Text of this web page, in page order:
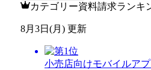
カテゴリー資料請求ランキ
8月3日(月) 更新
小売店向けモバイルア